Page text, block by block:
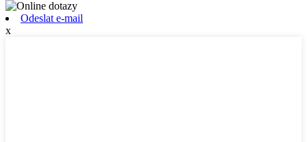
Odeslat e-mail
x